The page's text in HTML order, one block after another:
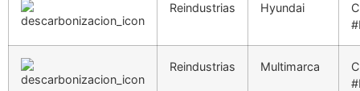
Reindustrias Hyundai
Reindustrias Multimarca